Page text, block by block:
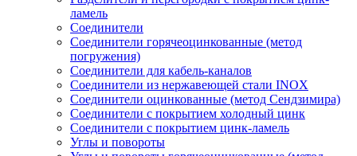
ламель
Соединители
Соединители горячеоцинкованные (метод
погружения)
Соединители для кабель-каналов
Соединители из нержавеющей стали INOX
Соединители оцинкованные (метод Сендзимира)
Соединители с покрытием холодный цинк
Соединители с покрытием цинк-ламель
Углы и повороты